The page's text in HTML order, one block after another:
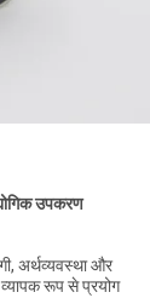
उपकरण
अर्थव्यवस्था और
व्यापक रूप से प्रयोग